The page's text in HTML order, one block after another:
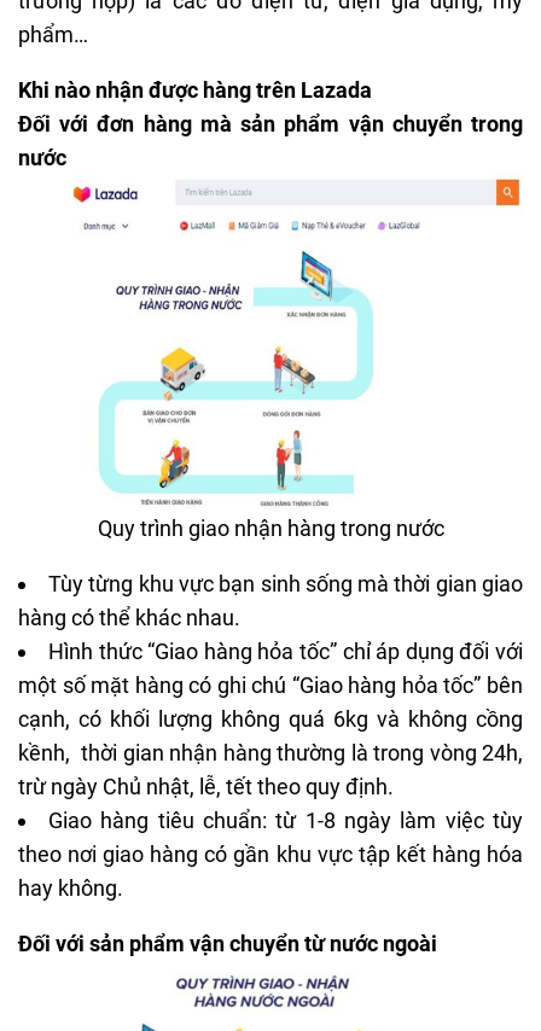
phẩm…
Khi nào nhận được hàng trên Lazada
Đối với đơn hàng mà sản phẩm vận chuyển trong
nước
Quy trình giao nhận hàng trong nước
Tùy từng khu vực bạn sinh sống mà thời gian giao
hàng có thể khác nhau.
Hình thức “Giao hàng hỏa tốc” chỉ áp dụng đối với
một số mặt hàng có ghi chú “Giao hàng hỏa tốc” bên
cạnh, có khối lượng không quá 6kg và không cồng
kềnh, thời gian nhận hàng thường là trong vòng 24h,
trừ ngày Chủ nhật, lễ, tết theo quy định.
Giao hàng tiêu chuẩn: từ 1-8 ngày làm việc tùy
theo nơi giao hàng có gần khu vực tập kết hàng hóa
hay không.
Đối với sản phẩm vận chuyển từ nước ngoài